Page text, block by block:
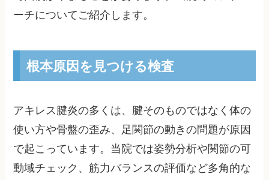
ーチについてご紹介します。
根本原因を見つける検査
アキレス腱炎の多くは、腱そのものではなく体の
使い方や骨盤の歪み、足関節の動きの問題が原因
で起こっています。当院では姿勢分析や関節の可
動域チェック、筋力バランスの評価など多角的な